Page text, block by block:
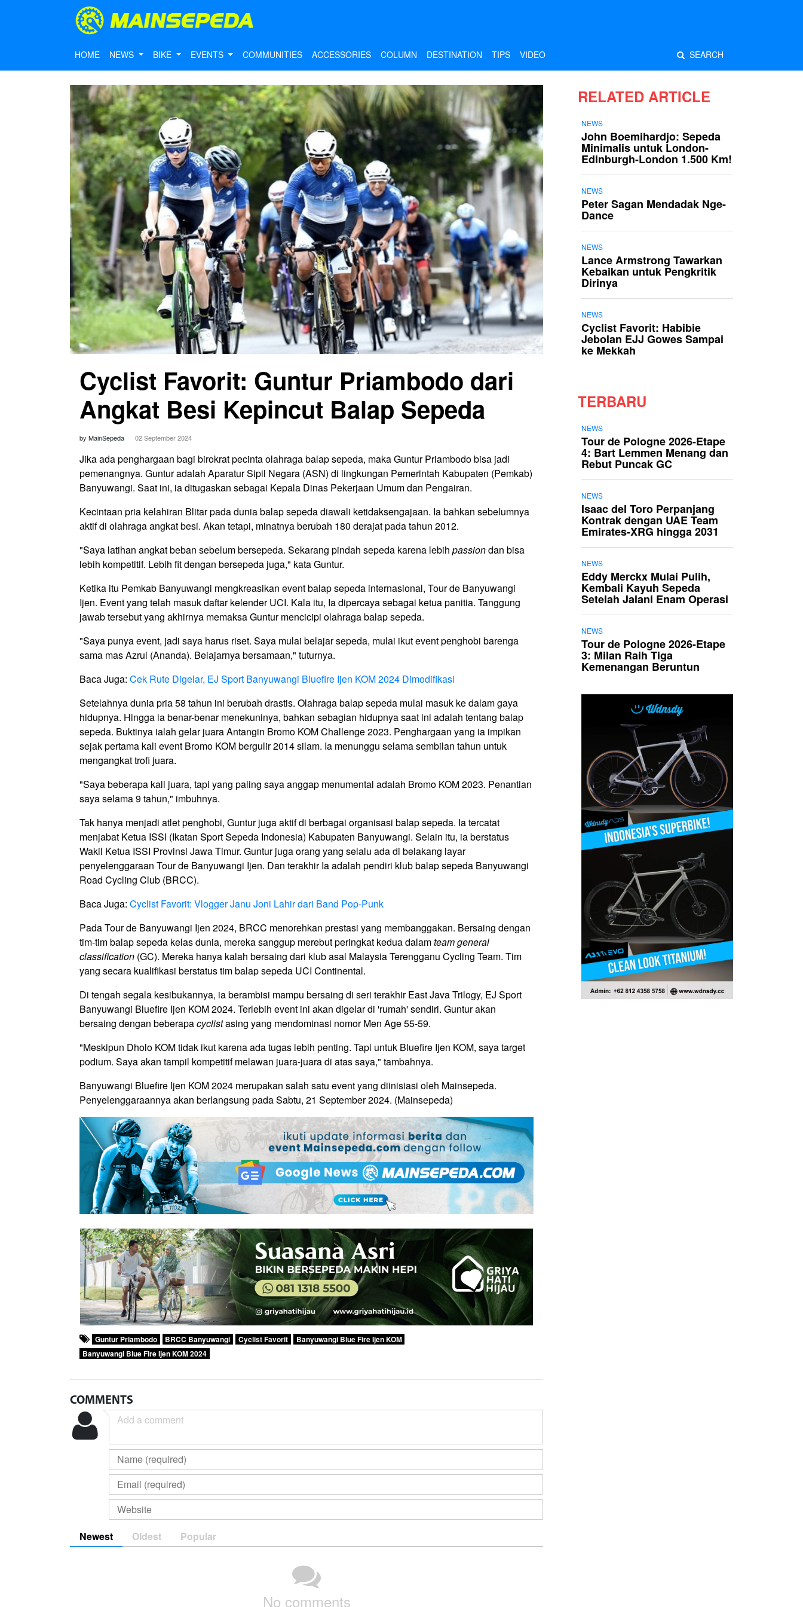
HOME NEWS BIKE EVENTS COMMUNITIES ACCESSORIES COLUMN DESTINATION TIPS VIDEO SEARCH
Cyclist Favorit: Guntur Priambodo dari
Angkat Besi Kepincut Balap Sepeda
by MainSepeda 02 September 2024
Jika ada penghargaan bagi birokrat pecinta olahraga balap sepeda, maka Guntur Priambodo bisa jadi
pemenangnya. Guntur adalah Aparatur Sipil Negara (ASN) di lingkungan Pemerintah Kabupaten (Pemkab)
Banyuwangi. Saat ini, ia ditugaskan sebagai Kepala Dinas Pekerjaan Umum dan Pengairan.
Kecintaan pria kelahiran Blitar pada dunia balap sepeda diawali ketidaksengajaan. Ia bahkan sebelumnya
aktif di olahraga angkat besi. Akan tetapi, minatnya berubah 180 derajat pada tahun 2012.
"Saya latihan angkat beban sebelum bersepeda. Sekarang pindah sepeda karena lebih passiondan bisa
lebih kompetitif. Lebih fit dengan bersepeda juga," kata Guntur.
Ketika itu Pemkab Banyuwangi mengkreasikan event balap sepeda internasional, Tour de Banyuwangi
Ijen. Event yang telah masuk daftar kelender UCI. Kala itu, Ia dipercaya sebagai ketua panitia. Tanggung
jawab tersebut yang akhirnya memaksa Guntur mencicipi olahraga balap sepeda.
"Saya punya event, jadi saya harus riset. Saya mulai belajar sepeda, mulai ikut event penghobi barenga
sama mas Azrul (Ananda). Belajarnya bersamaan," tuturnya.
Baca Juga: Cek Rute Digelar, EJ Sport Banyuwangi Bluefire Ijen KOM 2024 Dimodifikasi
Setelahnya dunia pria 58 tahun ini berubah drastis. Olahraga balap sepeda mulai masuk ke dalam gaya
hidupnya. Hingga ia benar-benar menekuninya, bahkan sebagian hidupnya saat ini adalah tentang balap
sepeda. Buktinya ialah gelar juara Antangin Bromo KOM Challenge 2023. Penghargaan yang ia impikan
sejak pertama kali event Bromo KOM bergulir 2014 silam. Ia menunggu selama sembilan tahun untuk
mengangkat trofi juara.
"Saya beberapa kali juara, tapi yang paling saya anggap menumental adalah Bromo KOM 2023. Penantian
saya selama 9 tahun," imbuhnya.
Tak hanya menjadi atlet penghobi, Guntur juga aktif di berbagai organisasi balap sepeda. Ia tercatat
menjabat Ketua ISSI (Ikatan Sport Sepeda Indonesia) Kabupaten Banyuwangi. Selain itu, ia berstatus
Wakil Ketua ISSI Provinsi Jawa Timur. Guntur juga orang yang selalu ada di belakang layar
penyelenggaraan Tour de Banyuwangi Ijen. Dan terakhir Ia adalah pendiri klub balap sepeda Banyuwangi
Road Cycling Club (BRCC).
Baca Juga: Cyclist Favorit: Vlogger Janu Joni Lahir dari Band Pop-Punk
Pada Tour de Banyuwangi Ijen 2024, BRCC menorehkan prestasi yang membanggakan. Bersaing dengan
tim-tim balap sepeda kelas dunia, mereka sanggup merebut peringkat kedua dalamteam general
classification (GC). Mereka hanya kalah bersaing dari klub asal Malaysia Terengganu Cycling Team. Tim
yang secara kualifikasi berstatus tim balap sepeda UCI Continental.
Di tengah segala kesibukannya, ia berambisi mampu bersaing di seri terakhir East Java Trilogy, EJ Sport
Banyuwangi Bluefire Ijen KOM 2024. Terlebih event ini akan digelar di 'rumah' sendiri. Guntur akan
bersaing dengan beberapacyclistasing yang mendominasi nomor Men Age 55-59.
"Meskipun Dholo KOM tidak ikut karena ada tugas lebih penting. Tapi untuk Bluefire Ijen KOM, saya target
podium. Saya akan tampil kompetitif melawan juara-juara di atas saya," tambahnya.
Banyuwangi Bluefire Ijen KOM 2024 merupakan salah satu event yang diinisiasi oleh Mainsepeda.
Penyelenggaraannya akan berlangsung pada Sabtu, 21 September 2024. (Mainsepeda)
Guntur Priambodo BRCC Banyuwangi Cyclist Favorit
Banyuwangi Blue Fire Ijen KOM
Banyuwangi Blue Fire Ijen KOM 2024
COMMENTS
Newest Oldest Popular
No comments
RELATED ARTICLE
NEWS
John Boemihardjo: Sepeda
Minimalis untuk London-
Edinburgh-London 1.500 Km!
NEWS
Peter Sagan Mendadak Nge-
Dance
NEWS
Lance Armstrong Tawarkan
Kebaikan untuk Pengkritik
Dirinya
NEWS
Cyclist Favorit: Habibie
Jebolan EJJ Gowes Sampai
ke Mekkah
TERBARU
NEWS
Tour de Pologne 2026-Etape
4: Bart Lemmen Menang dan
Rebut Puncak GC
NEWS
Isaac del Toro Perpanjang
Kontrak dengan UAE Team
Emirates-XRG hingga 2031
NEWS
Eddy Merckx Mulai Pulih,
Kembali Kayuh Sepeda
Setelah Jalani Enam Operasi
NEWS
Tour de Pologne 2026-Etape
3: Milan Raih Tiga
Kemenangan Beruntun